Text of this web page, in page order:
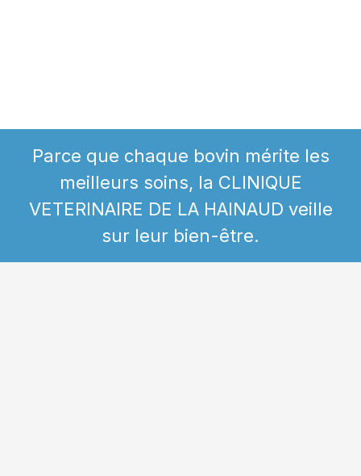
Parce que chaque bovin mérite les
meilleurs soins, la CLINIQUE
VETERINAIRE DE LA HAINAUD veille
sur leur bien-être.